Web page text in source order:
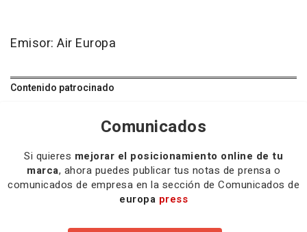
Emisor: Air Europa
Contenido patrocinado
Comunicados
Si quieres mejorar el posicionamiento online de tu
marca, ahora puedes publicar tus notas de prensa o
comunicados de empresa en la sección de Comunicados de
europa press